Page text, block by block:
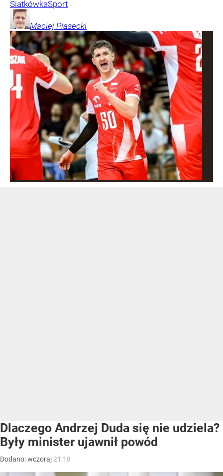
SiatkówkaSport
Maciej Piasecki
Dlaczego Andrzej Duda się nie udziela?
Były minister ujawnił powód
Dodano:wczoraj 21:18